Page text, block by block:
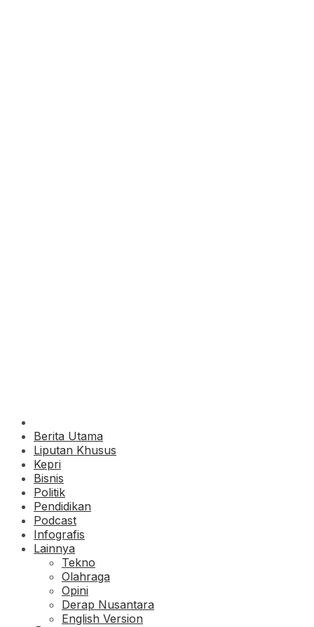
Berita Utama
Liputan Khusus
Kepri
Bisnis
Politik
Pendidikan
Podcast
Infografis
Lainnya
Tekno
Olahraga
Opini
Derap Nusantara
English Version